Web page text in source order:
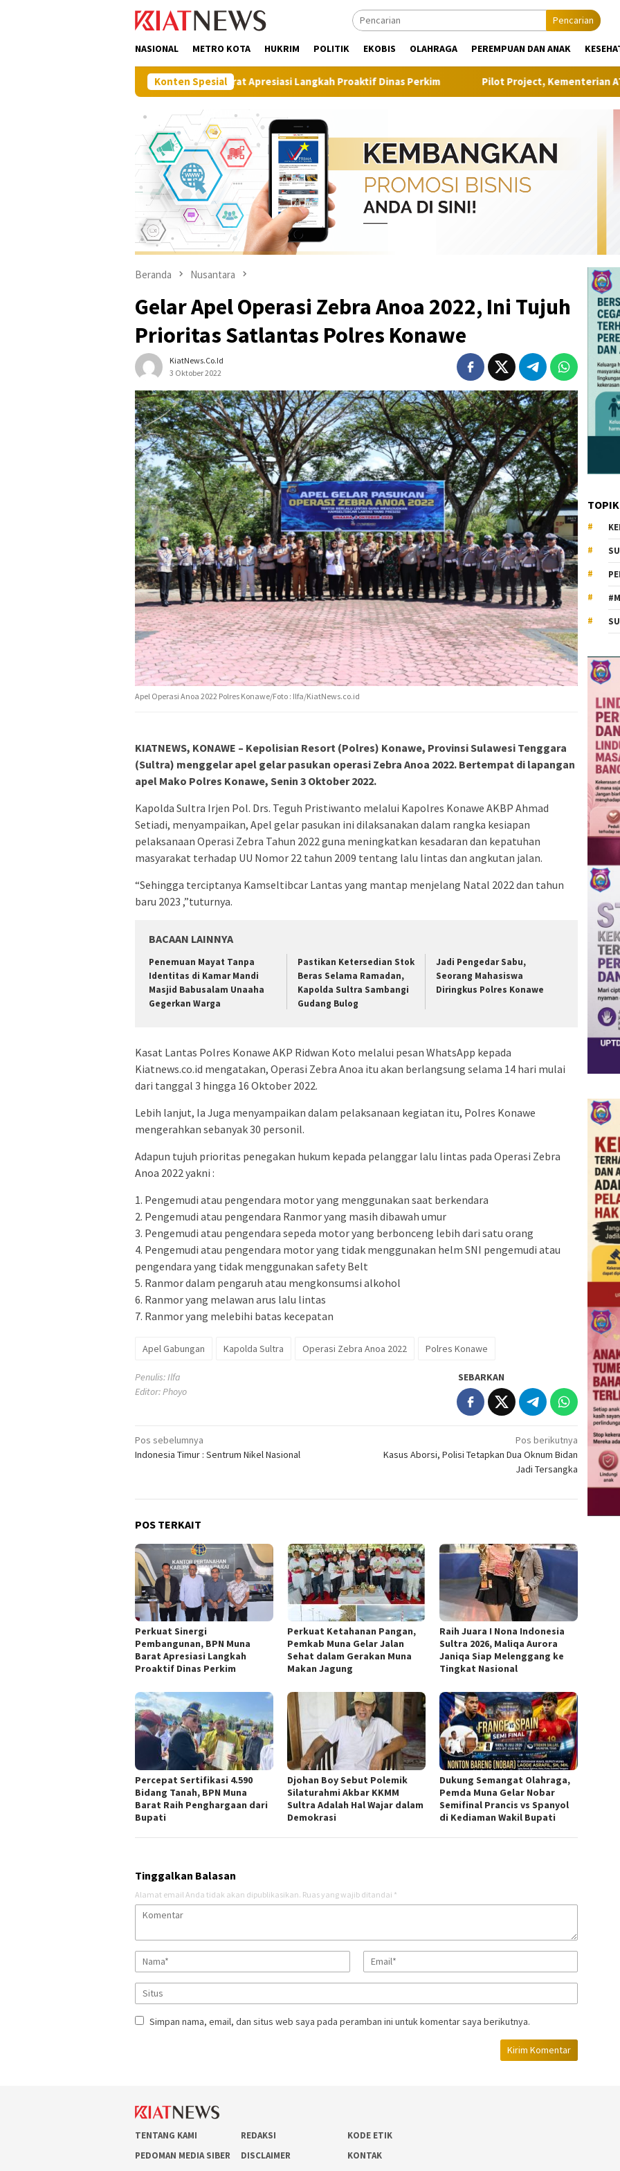
Pencarian
NASIONAL METRO KOTA HUKRIM POLITIK EKOBIS OLAHRAGA PEREMPUAN DAN ANAK
Konten Spesial
BPN Muna Barat Apresiasi Langkah Proaktif Dinas Perkim Pilot Project, Kementerian ATR/BPN Uji Coba
Beranda Nusantara
Gelar Apel Operasi Zebra Anoa 2022, Ini Tujuh
Prioritas Satlantas Polres Konawe
KiatNews.co.id
3 Oktober 2022
Apel Operasi Anoa 2022 Polres Konawe/Foto : Ilfa/KiatNews.co.id
KIATNEWS, KONAWE – Kepolisian Resort (Polres) Konawe, Provinsi Sulawesi Tenggara
(Sultra) menggelar apel gelar pasukan operasi Zebra Anoa 2022. Bertempat di lapangan
apel Mako Polres Konawe, Senin 3 Oktober 2022.
Kapolda Sultra Irjen Pol. Drs. Teguh Pristiwanto melalui Kapolres Konawe AKBP Ahmad
Setiadi, menyampaikan, Apel gelar pasukan ini dilaksanakan dalam rangka kesiapan
pelaksanaan Operasi Zebra Tahun 2022 guna meningkatkan kesadaran dan kepatuhan
masyarakat terhadap UU Nomor 22 tahun 2009 tentang lalu lintas dan angkutan jalan.
“Sehingga terciptanya Kamseltibcar Lantas yang mantap menjelang Natal 2022 dan tahun
baru 2023 ,”tuturnya.
BACAAN LAINNYA
Penemuan Mayat Tanpa
Identitas di Kamar Mandi
Masjid Babusalam Unaaha
Gegerkan Warga
Pastikan Ketersedian Stok
Beras Selama Ramadan,
Kapolda Sultra Sambangi
Gudang Bulog
Jadi Pengedar Sabu,
Seorang Mahasiswa
Diringkus Polres Konawe
Kasat Lantas Polres Konawe AKP Ridwan Koto melalui pesan WhatsApp kepada
Kiatnews.co.id mengatakan, Operasi Zebra Anoa itu akan berlangsung selama 14 hari mulai
dari tanggal 3 hingga 16 Oktober 2022.
Lebih lanjut, Ia Juga menyampaikan dalam pelaksanaan kegiatan itu, Polres Konawe
mengerahkan sebanyak 30 personil.
Adapun tujuh prioritas penegakan hukum kepada pelanggar lalu lintas pada Operasi Zebra
Anoa 2022 yakni :
1. Pengemudi atau pengendara motor yang menggunakan saat berkendara
2. Pengemudi atau pengendara Ranmor yang masih dibawah umur
3. Pengemudi atau pengendara sepeda motor yang berbonceng lebih dari satu orang
4. Pengemudi atau pengendara motor yang tidak menggunakan helm SNI pengemudi atau
pengendara yang tidak menggunakan safety Belt
5. Ranmor dalam pengaruh atau mengkonsumsi alkohol
6. Ranmor yang melawan arus lalu lintas
7. Ranmor yang melebihi batas kecepatan
Apel Gabungan Kapolda Sultra Operasi Zebra Anoa 2022 Polres Konawe
Penulis: Ilfa
Editor: Phoyo
SEBARKAN
Navigasi
pos
Pos sebelumnya
Indonesia Timur : Sentrum Nikel Nasional
Pos berikutnya
Kasus Aborsi, Polisi Tetapkan Dua Oknum Bidan
Jadi Tersangka
POS TERKAIT
Perkuat Sinergi
Pembangunan, BPN Muna
Barat Apresiasi Langkah
Proaktif Dinas Perkim
Perkuat Ketahanan Pangan,
Pemkab Muna Gelar Jalan
Sehat dalam Gerakan Muna
Makan Jagung
Raih Juara I Nona Indonesia
Sultra 2026, Maliqa Aurora
Janiqa Siap Melenggang ke
Tingkat Nasional
Percepat Sertifikasi 4.590
Bidang Tanah, BPN Muna
Barat Raih Penghargaan dari
Bupati
Djohan Boy Sebut Polemik
Silaturahmi Akbar KKMM
Sultra Adalah Hal Wajar dalam
Demokrasi
Dukung Semangat Olahraga,
Pemda Muna Gelar Nobar
Semifinal Prancis vs Spanyol
di Kediaman Wakil Bupati
Tinggalkan Balasan
Alamat email Anda tidak akan dipublikasikan. Ruas yang wajib ditandai *
Simpan nama, email, dan situs web saya pada peramban ini untuk komentar saya berikutnya.
TENTANG KAMI REDAKSI
KODE ETIK
PEDOMAN MEDIA SIBER
DISCLAIMER KONTAK